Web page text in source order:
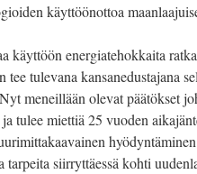
käyttöönottoa
käyttöön energiatehokkaita
tee tulevana kansanedustajana
meneillään olevat päätökset
tulee miettiä 25 vuoden
siirryttäessä kohti